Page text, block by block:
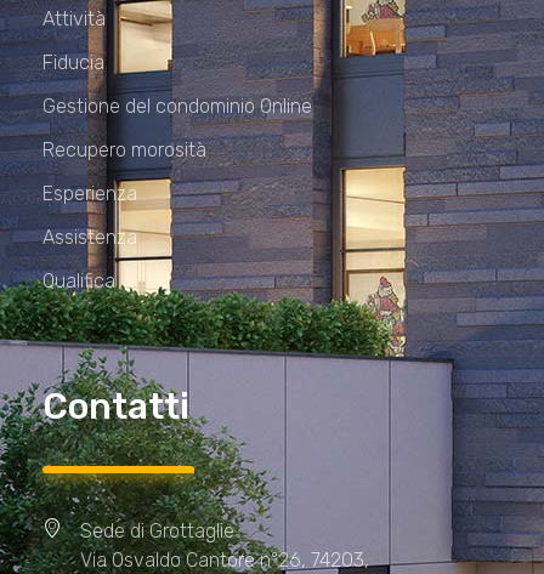
Attività
Fiducia
Gestione del condominio Online
Recupero morosità
Esperienza
Assistenza
Qualifica
Contatti
Sede di Grottaglie
Via Osvaldo Cantore n°26, 74203,